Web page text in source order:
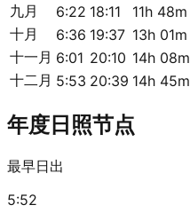
九月
6:22 18:11
11h 48m
十月
6:36 19:37 13h 01m
十一月 6:01 20:10 14h 08m
十二月 5:53 20:39 14h 45m
年度日照节点
最早日出
5:52